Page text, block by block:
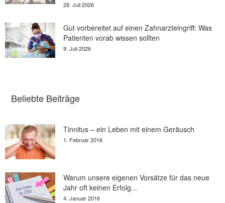
28. Juli 2026
Gut vorbereitet auf einen Zahnarzteingriff: Was
Patienten vorab wissen sollten
9. Juli 2026
Beliebte Beiträge
Tinnitus – ein Leben mit einem Geräusch
1. Februar 2016
Warum unsere eigenen Vorsätze für das neue
Jahr oft keinen Erfolg...
4. Januar 2016